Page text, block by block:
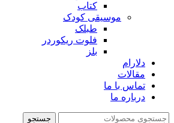
کتاب
موسیقی کودک
طبلک
فلوت ریکوردر
بلز
دلارام
مقالات
تماس با ما
درباره ما
جستجو